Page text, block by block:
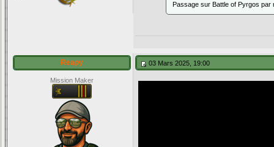
Passage sur Battle of Pyrgos par
Reapy
Mission Maker
03 Mars 2025, 19:00